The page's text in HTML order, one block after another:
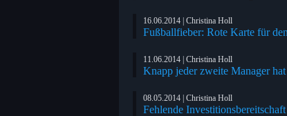
16.06.2014 | Christina Holl
Fußballfieber: Rote Karte für
11.06.2014 | Christina Holl
Knapp jeder zweite Manager
08.05.2014 | Christina Holl
Fehlende